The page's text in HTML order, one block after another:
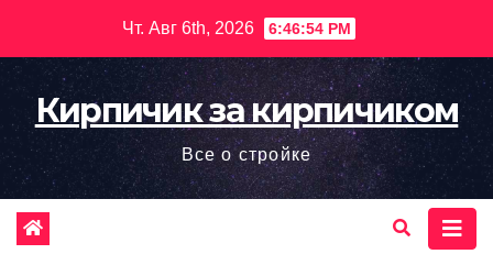
содержимому
Чт. Авг 6th, 2026 6:46:55 PM
Кирпичик за кирпичиком
Все о стройке